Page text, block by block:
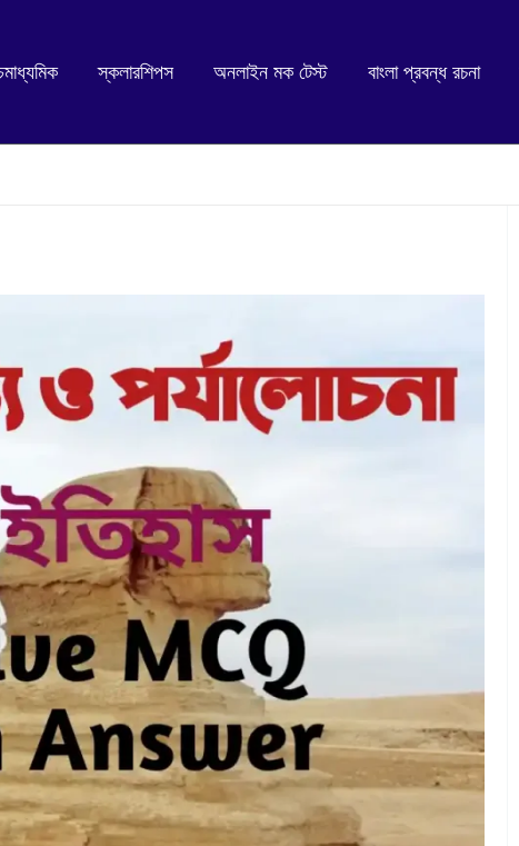
স্কলারশিপস অনলাইন মক টেস্ট বাংলা প্রবন্ধ রচনা